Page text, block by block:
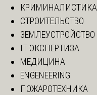
КРИМИНАЛИСТИКА
СТРОИТЕЛЬСТВО
ЗЕМЛЕУСТРОЙСТВО
IT ЭКСПЕРТИЗА
МЕДИЦИНА
ENGENEERING
ПОЖАРОТЕХНИКА